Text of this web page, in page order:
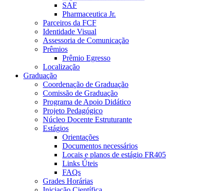
SAF
Pharmaceutica Jr.
Parceiros da FCF
Identidade Visual
Assessoria de Comunicação
Prêmios
Prêmio Egresso
Localização
Graduação
Coordenação de Graduação
Comissão de Graduação
Programa de Apoio Didático
Projeto Pedagógico
Núcleo Docente Estruturante
Estágios
Orientações
Documentos necessários
Locais e planos de estágio FR405
Links Úteis
FAQs
Grades Horárias